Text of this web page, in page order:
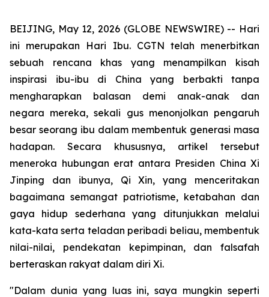
BEIJING, May 12, 2026 (GLOBE NEWSWIRE) -- Hari
ini merupakan Hari Ibu. CGTN telah menerbitkan
sebuah rencana khas yang menampilkan kisah
inspirasi ibu-ibu di China yang berbakti tanpa
mengharapkan balasan demi anak-anak dan
negara mereka, sekali gus menonjolkan pengaruh
besar seorang ibu dalam membentuk generasi masa
hadapan. Secara khususnya, artikel tersebut
meneroka hubungan erat antara Presiden China Xi
Jinping dan ibunya, Qi Xin, yang menceritakan
bagaimana semangat patriotisme, ketabahan dan
gaya hidup sederhana yang ditunjukkan melalui
kata-kata serta teladan peribadi beliau, membentuk
nilai-nilai, pendekatan kepimpinan, dan falsafah
berteraskan rakyat dalam diri Xi.
"Dalam dunia yang luas ini, saya mungkin seperti